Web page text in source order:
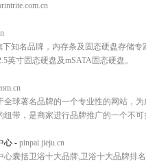
下知名品牌，内存条及固态硬盘存储
英寸固态硬盘及mSATA固态硬盘。
全球著名品牌的一个专业性的网站，
纽带，是商家进行品牌推广的一个不
心 - pinpai.jieju.cn
心囊括卫浴十大品牌,卫浴十大品牌排